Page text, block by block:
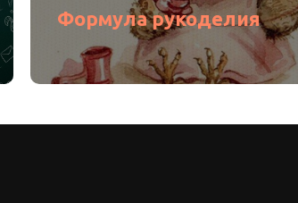
Формула рукоделия